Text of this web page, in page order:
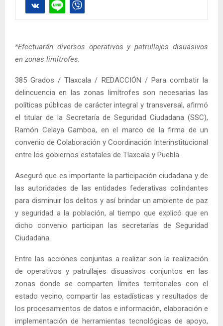
*Efectuarán diversos operativos y patrullajes disuasivos
en zonas limítrofes.
385 Grados / Tlaxcala / REDACCIÓN / Para combatir la
delincuencia en las zonas limítrofes son necesarias las
políticas públicas de carácter integral y transversal, afirmó
el titular de la Secretaría de Seguridad Ciudadana (SSC),
Ramón Celaya Gamboa, en el marco de la firma de un
convenio de Colaboración y Coordinación Interinstitucional
entre los gobiernos estatales de Tlaxcala y Puebla.
Aseguró que es importante la participación ciudadana y de
las autoridades de las entidades federativas colindantes
para disminuir los delitos y así brindar un ambiente de paz
y seguridad a la población, al tiempo que explicó que en
dicho convenio participan las secretarías de Seguridad
Ciudadana.
Entre las acciones conjuntas a realizar son la realización
de operativos y patrullajes disuasivos conjuntos en las
zonas donde se comparten límites territoriales con el
estado vecino, compartir las estadísticas y resultados de
los procesamientos de datos e información, elaboración e
implementación de herramientas tecnológicas de apoyo,